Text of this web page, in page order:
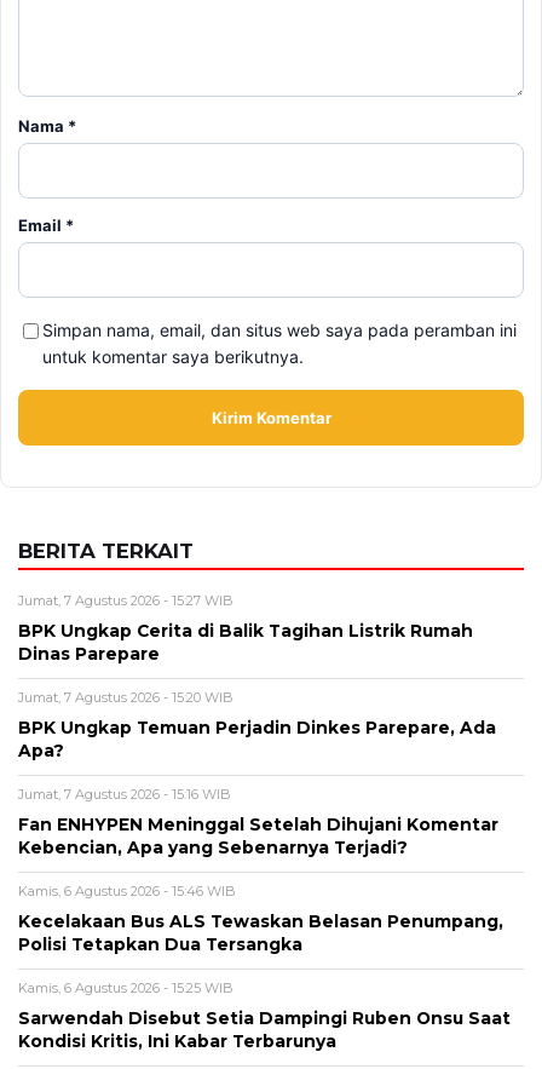
Nama *
Email *
Simpan nama, email, dan situs web saya pada peramban ini
untuk komentar saya berikutnya.
BERITA TERKAIT
Jumat, 7 Agustus 2026 - 15:27 WIB
BPK Ungkap Cerita di Balik Tagihan Listrik Rumah
Dinas Parepare
Jumat, 7 Agustus 2026 - 15:20 WIB
BPK Ungkap Temuan Perjadin Dinkes Parepare, Ada
Apa?
Jumat, 7 Agustus 2026 - 15:16 WIB
Fan ENHYPEN Meninggal Setelah Dihujani Komentar
Kebencian, Apa yang Sebenarnya Terjadi?
Kamis, 6 Agustus 2026 - 15:46 WIB
Kecelakaan Bus ALS Tewaskan Belasan Penumpang,
Polisi Tetapkan Dua Tersangka
Kamis, 6 Agustus 2026 - 15:25 WIB
Sarwendah Disebut Setia Dampingi Ruben Onsu Saat
Kondisi Kritis, Ini Kabar Terbarunya